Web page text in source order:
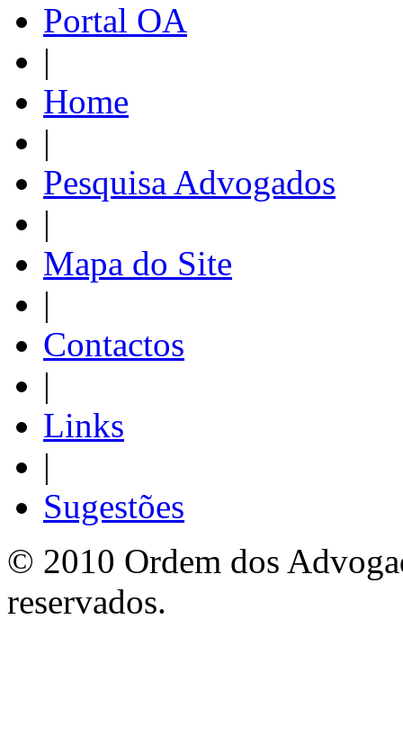
Portal OA
|
Home
|
Pesquisa Advogados
|
Mapa do Site
|
Contactos
|
Links
|
Sugestões
© 2010 Ordem dos
reservados.